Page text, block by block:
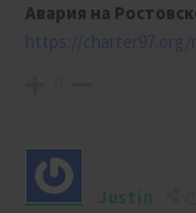
Авария на
https://charter97.org/
Justin